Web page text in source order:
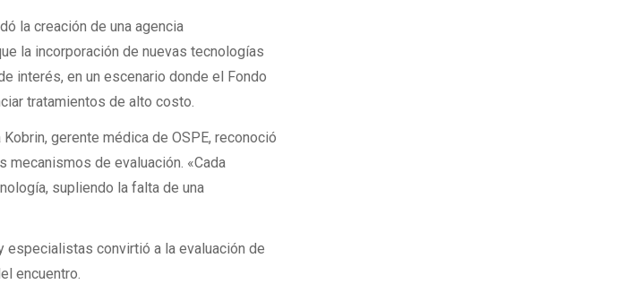
la creación de una agencia
la incorporación de nuevas tecnologías
interés, en un escenario donde el Fondo
tratamientos de alto costo.
gerente médica de OSPE, reconoció
mecanismos de evaluación. «Cada
supliendo la falta de una
especialistas convirtió a la evaluación de
encuentro.